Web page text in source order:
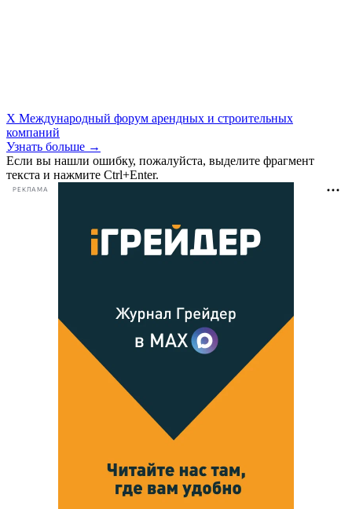
X Международный форум арендных и строительных
компаний
Узнать больше →
Если вы нашли ошибку, пожалуйста, выделите фрагмент
текста и нажмите Ctrl+Enter.
РЕКЛАМА